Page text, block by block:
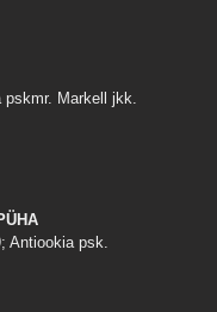
pskmr. Markell jkk.
Antiookia psk.